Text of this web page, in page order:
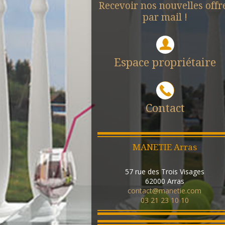
Recevoir nos nouvelles
par mail !
Espace propriétaire
Contact
MANETIE Arras
57 rue des Trois Visages
62000 Arras
contact@manetie.com
03 21 23 10 10